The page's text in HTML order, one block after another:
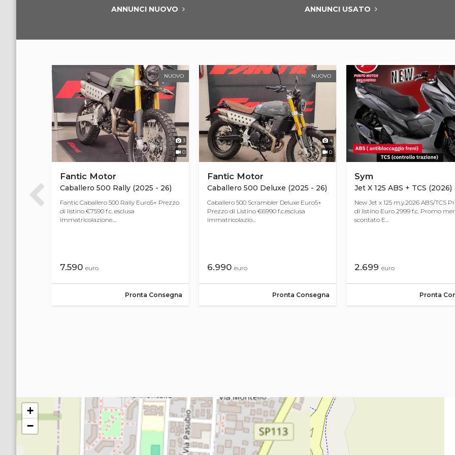
ANNUNCI NUOVO ANNUNCI USATO
NUOVO
3
0
Fantic Motor
Caballero 500 Rally (2025 - 26)
Fantic Caballero 500 Rally Euro5+ Prezzo
di listino €7590 f.c. esclusa
immatricolazione....
7.590 euro
Pronta Consegna
NUOVO
4
0
Fantic Motor
Caballero 500 Deluxe (2025 - 26)
Caballero 500 Scrambler Deluxe Euro5+
Prezzo di Listino €6990 f.c.esclusa
immatricolazio...
6.990 euro
Pronta Consegna
Sym
Jet X 125 ABS + TCS (2026)
New Jet x 125 m.y.2026 ABS/TCS
di listino Euro 2999 f.c. Promo
scontato E...
2.699 euro
Pronta
+
−